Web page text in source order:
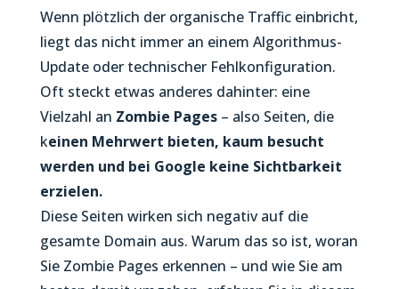
Wenn plötzlich der organische Traffic einbricht,
liegt das nicht immer an einem Algorithmus-
Update oder technischer Fehlkonfiguration.
Oft steckt etwas anderes dahinter: eine
Vielzahl an Zombie Pages– also Seiten, die
keinen Mehrwert bieten, kaum besucht
werden und bei Google keine Sichtbarkeit
erzielen.
Diese Seiten wirken sich negativ auf die
gesamte Domain aus. Warum das so ist, woran
Sie Zombie Pages erkennen – und wie Sie am